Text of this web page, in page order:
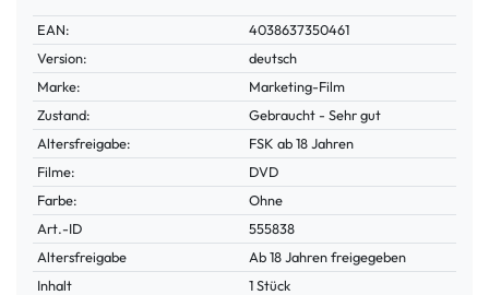
Technisches
Merkmal
Wert
EAN:
4038637350461
Version:
deutsch
Marke:
Marketing-Film
Zustand:
Gebraucht - Sehr gut
Altersfreigabe:
FSK ab 18 Jahren
Filme:
DVD
Farbe:
Ohne
Technisches
Merkmal
Wert
Art.-ID
555838
Altersfreigabe
Ab 18 Jahren freigegeben
Inhalt
1 Stück